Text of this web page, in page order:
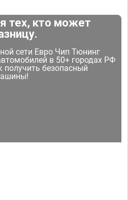
тех, кто может
сети Евро Чип Тюнинг
в 50+ городах РФ
безопасный